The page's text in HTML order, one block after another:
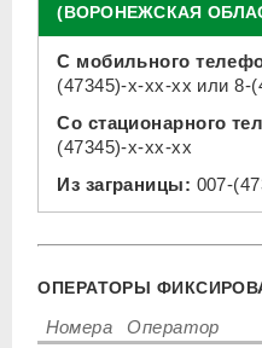
(ВОРОНЕЖСКАЯ
С мобильного
(47345)-x-xx-xx или8-
Со стационарного
(47345)-x-xx-xx
Из заграницы: 007-
ОПЕРАТОРЫ
Номера Оператор